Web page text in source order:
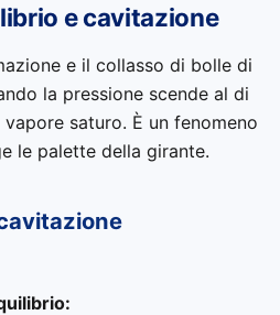
e cavitazione
e il collasso di bolle di
la pressione scende al di
saturo. È un fenomeno
le palette della girante.